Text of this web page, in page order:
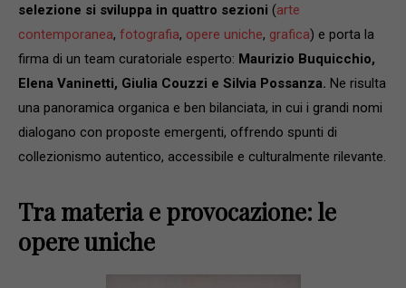
selezione si sviluppa in quattro sezioni (arte
contemporanea, fotografia, opere uniche, grafica) e porta la
firma di un team curatoriale esperto: Maurizio Buquicchio,
Elena Vaninetti, Giulia Couzzi e Silvia Possanza. Ne risulta
una panoramica organica e ben bilanciata, in cui i grandi nomi
dialogano con proposte emergenti, offrendo spunti di
collezionismo autentico, accessibile e culturalmente rilevante.
Tra materia e provocazione: le
opere uniche